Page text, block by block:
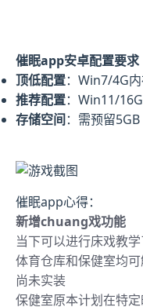
催眠app安卓配置要求
​顶低配置​：Win7/4G
​推荐配置​：Win11/
​存储空间​：需预留5GB
催眠app心得：
新增chuang戏功能
当下可以进行床戏教学
体育仓库和保健室均
尚未实装
保健室原本计划在特